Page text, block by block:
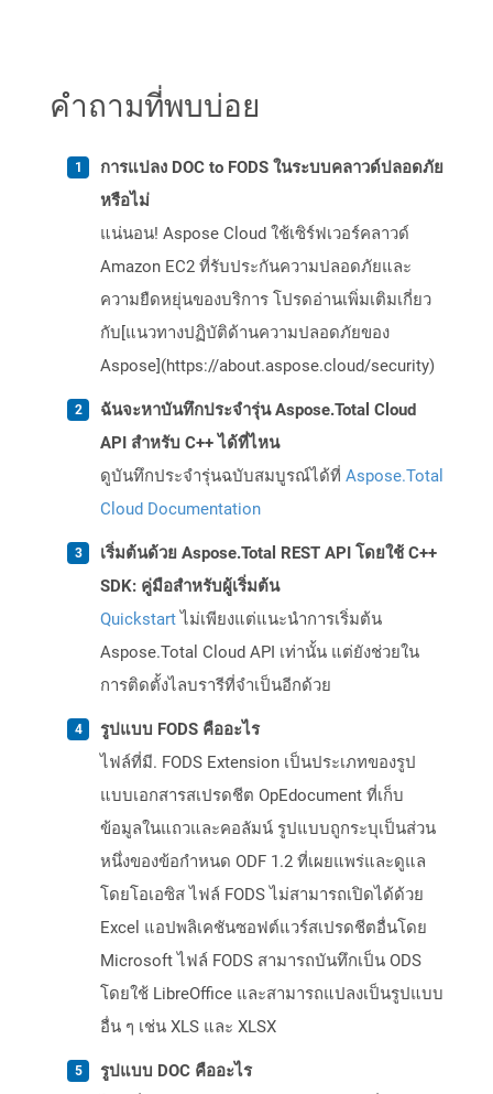
คำถามที่พบบ่อย
การแปลง DOC to FODS ในระบบคลาวด์ปลอดภัย
หรือไม่
แน่นอน! Aspose Cloud ใช้เซิร์ฟเวอร์คลาวด์
Amazon EC2 ที่รับประกันความปลอดภัยและ
ความยืดหยุ่นของบริการ โปรดอ่านเพิ่มเติมเกี่ยว
กับ[แนวทางปฏิบัติด้านความปลอดภัยของ
Aspose](https://about.aspose.cloud/security)
ฉันจะหาบันทึกประจำรุ่น Aspose.Total Cloud
API สำหรับ C++ ได้ที่ไหน
ดูบันทึกประจำรุ่นฉบับสมบูรณ์ได้ที่ Aspose.Total
Cloud Documentation
เริ่มต้นด้วย Aspose.Total REST API โดยใช้ C++
SDK: คู่มือสำหรับผู้เริ่มต้น
Quickstartไม่เพียงแต่แนะนำการเริ่มต้น
Aspose.Total Cloud API เท่านั้น แต่ยังช่วยใน
การติดตั้งไลบรารีที่จำเป็นอีกด้วย
รูปแบบ FODS คืออะไร
ไฟล์ที่มี. FODS Extension เป็นประเภทของรูป
แบบเอกสารสเปรดชีต OpEdocument ที่เก็บ
ข้อมูลในแถวและคอลัมน์ รูปแบบถูกระบุเป็นส่วน
หนึ่งของข้อกำหนด ODF 1.2 ที่เผยแพร่และดูแล
โดยโอเอซิส ไฟล์ FODS ไม่สามารถเปิดได้ด้วย
Excel แอปพลิเคชันซอฟต์แวร์สเปรดชีตอื่นโดย
Microsoft ไฟล์ FODS สามารถบันทึกเป็น ODS
โดยใช้ LibreOffice และสามารถแปลงเป็นรูปแบบ
อื่น ๆ เช่น XLS และ XLSX
รูปแบบ DOC คืออะไร